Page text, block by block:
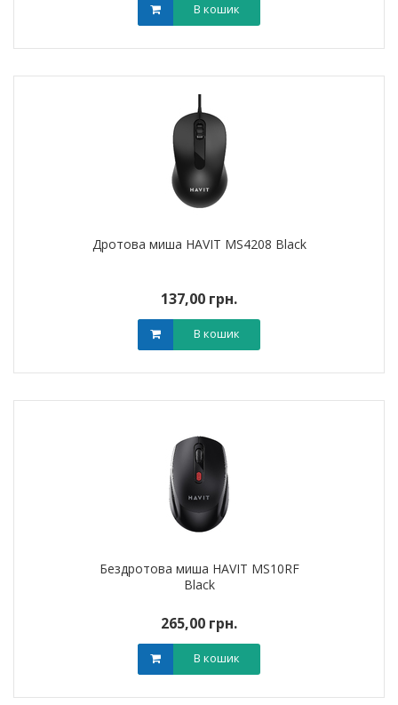
В кошик
Дротова миша HAVIT MS4208 Black
137,00 грн.
В кошик
Бездротова миша HAVIT MS10RF
Black
265,00 грн.
В кошик